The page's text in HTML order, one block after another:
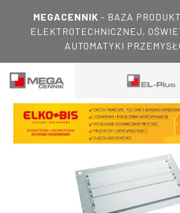
MEGACENNIK - BAZA
ELEKTROTECHNICZNEJ,
AUTOMATYKI